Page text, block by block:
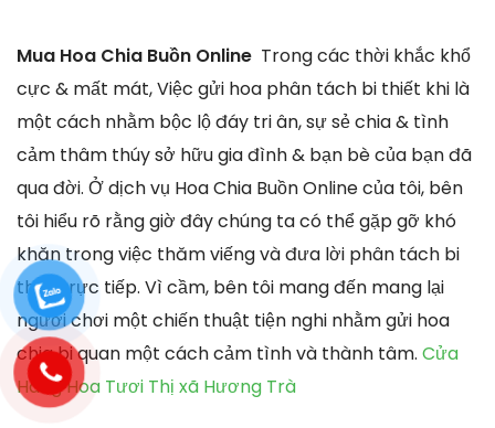
Mua Hoa Chia Buồn Online Trong các thời khắc khổ
cực & mất mát, Việc gửi hoa phân tách bi thiết khi là
một cách nhằm bộc lộ đáy tri ân, sự sẻ chia & tình
cảm thâm thúy sở hữu gia đình & bạn bè của bạn đã
qua đời. Ở dịch vụ Hoa Chia Buồn Online của tôi, bên
tôi hiểu rõ rằng giờ đây chúng ta có thể gặp gỡ khó
khăn trong việc thăm viếng và đưa lời phân tách bi
thiết trực tiếp. Vì cầm, bên tôi mang đến mang lại
người chơi một chiến thuật tiện nghi nhằm gửi hoa
chia bi quan một cách cảm tình và thành tâm. Cửa
Hàng Hoa Tươi Thị xã Hương Trà